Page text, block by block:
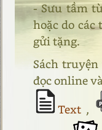
- Sưu tầm
hoặc do các
gửi tặng.
Sách
đọc online
Text ,